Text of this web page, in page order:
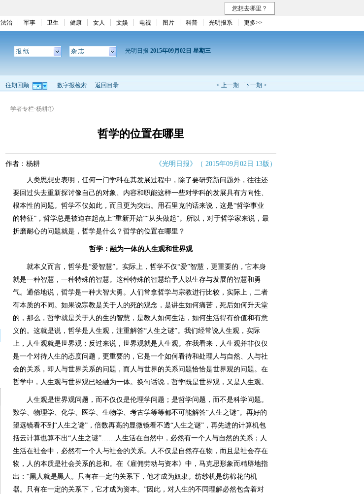
您想去哪里？
法治 军事 卫生 健康 女人 文娱 电视 图片 科普 光明报系 更多>>
报 纸 杂 志 光明日报 2015年09月02日 星期三
< 上一期 下一期 >
往期回顾 数字报检索 返回目录
学者专栏·杨耕①
哲学的位置在哪里
作者：杨耕 《光明日报》（ 2015年09月02日 13版）
人类思想史表明，任何一门学科在其发展过程中，除了要研究新问题外，往往还
要回过头去重新探讨像自己的对象、内容和职能这样一些对学科的发展具有方向性、
根本性的问题。哲学不仅如此，而且更为突出。用石里克的话来说，这是“哲学事业
的特征”，哲学总是被迫在起点上“重新开始”“从头做起”。所以，对于哲学家来说，最
折磨耐心的问题就是，哲学是什么？哲学的位置在哪里？
哲学：融为一体的人生观和世界观
就本义而言，哲学是“爱智慧”。实际上，哲学不仅“爱”智慧，更重要的，它本身
就是一种智慧，一种特殊的智慧。这种特殊的智慧给予人以生存与发展的智慧和勇
气。通俗地说，哲学是一种大智大勇。人们常拿哲学与宗教进行比较，实际上，二者
有本质的不同。如果说宗教是关于人的死的观念，是讲生如何痛苦，死后如何升天堂
的，那么，哲学就是关于人的生的智慧，是教人如何生活，如何生活得有价值和有意
义的。这就是说，哲学是人生观，注重解答“人生之谜”。我们经常说人生观，实际
上，人生观就是世界观；反过来说，世界观就是人生观。在我看来，人生观并非仅仅
是一个对待人生的态度问题，更重要的，它是一个如何看待和处理人与自然、人与社
会的关系，即人与世界关系的问题，而人与世界的关系问题恰恰是世界观的问题。在
哲学中，人生观与世界观已经融为一体。换句话说，哲学既是世界观，又是人生观。
人生观是世界观问题，而不仅仅是伦理学问题；是哲学问题，而不是科学问题。
数学、物理学、化学、医学、生物学、考古学等等都不可能解答“人生之谜”。再好的
望远镜看不到“人生之谜”，倍数再高的显微镜看不透“人生之谜”，再先进的计算机包
括云计算也算不出“人生之谜”……人生活在自然中，必然有一个人与自然的关系；人
生活在社会中，必然有一个人与社会的关系。人不仅是自然存在物，而且是社会存在
物，人的本质是社会关系的总和。在《雇佣劳动与资本》中，马克思形象而精辟地指
出：“黑人就是黑人。只有在一定的关系下，他才成为奴隶。纺纱机是纺棉花的机
器。只有在一定的关系下，它才成为资本。”因此，对人生的不同理解必然包含着对